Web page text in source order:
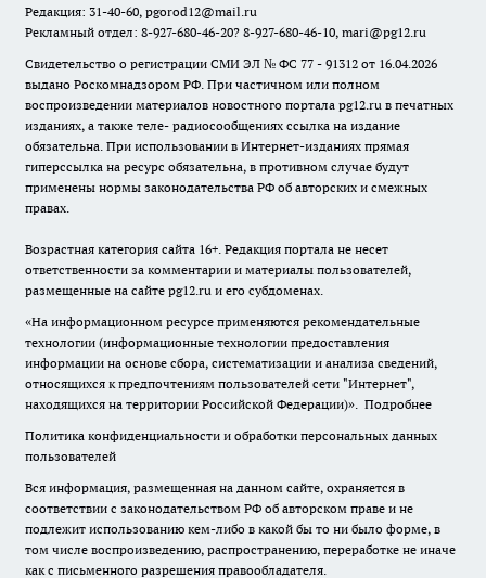
Редакция: 31-40-60, pgorod12@mail.ru
Рекламный отдел: 8-927-680-46-20? 8-927-680-46-10, mari@pg12.ru
Свидетельство о регистрации СМИ ЭЛ № ФС 77 - 91312 от 16.04.2026
выдано Роскомнадзором РФ. При частичном или полном
воспроизведении материалов новостного портала pg12.ru в печатных
изданиях, а также теле- радиосообщениях ссылка на издание
обязательна. При использовании в Интернет-изданиях прямая
гиперссылка на ресурс обязательна, в противном случае будут
применены нормы законодательства РФ об авторских и смежных
правах.
Возрастная категория сайта 16+. Редакция портала не несет
ответственности за комментарии и материалы пользователей,
размещенные на сайте pg12.ru и его субдоменах.
«На информационном ресурсе применяются рекомендательные
технологии (информационные технологии предоставления
информации на основе сбора, систематизации и анализа сведений,
относящихся к предпочтениям пользователей сети "Интернет",
находящихся на территории Российской Федерации)». Подробнее
Политика конфиденциальности и обработки персональных данных
пользователей
Вся информация, размещенная на данном сайте, охраняется в
соответствии с законодательством РФ об авторском праве и не
подлежит использованию кем-либо в какой бы то ни было форме, в
том числе воспроизведению, распространению, переработке не иначе
как с письменного разрешения правообладателя.